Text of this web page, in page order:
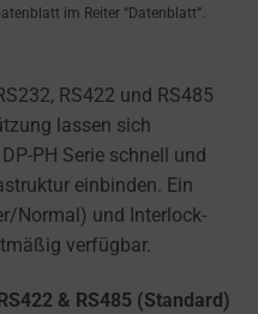
im Reiter “Datenblatt”.
RS422 und RS485
lassen sich
PH Serie schnell und
einbinden. Ein
Normal) und Interlock-
verfügbar.
& RS485 (Standard)